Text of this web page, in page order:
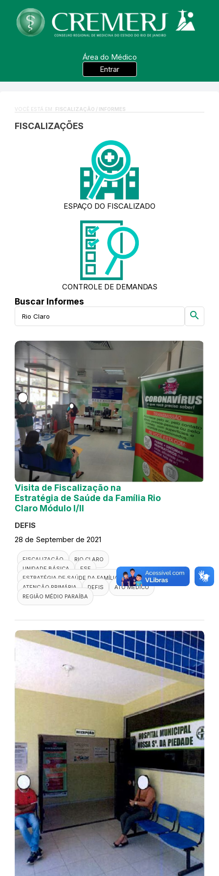
Área do Médico
Entrar
VOCÊ ESTÁ EM: FISCALIZAÇÃO / INFORMES
FISCALIZAÇÕES
ESPAÇO DO FISCALIZADO
CONTROLE DE DEMANDAS
Buscar Informes
search
Visita de Fiscalização na
Estratégia de Saúde da Família Rio
Claro Módulo I/II
DEFIS
28 de September de 2021
FISCALIZAÇÃO
RIO CLARO
UNIDADE BÁSICA
ESF
ESTRATÉGIA DE SAÚDE DA FAMÍLIA
ATENÇÃO PRIMÁRIA
DEFIS
ATO MÉDICO
REGIÃO MÉDIO PARAÍBA